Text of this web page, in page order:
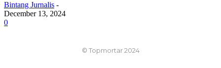
Bintang Jurnalis -
December 13, 2024
0
© Topmortar 2024